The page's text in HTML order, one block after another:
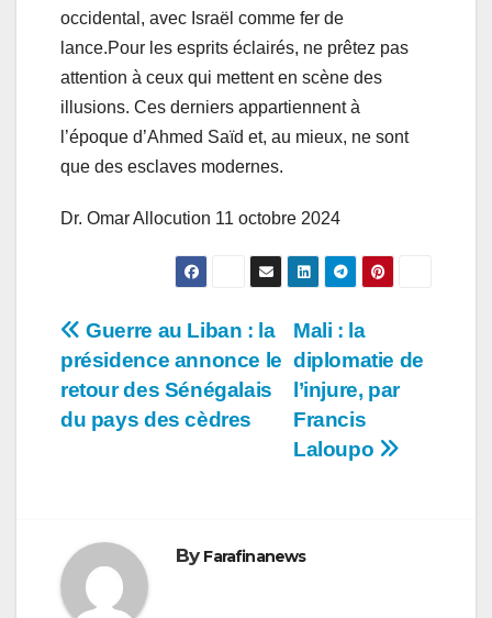
occidental, avec Israël comme fer de
lance.Pour les esprits éclairés, ne prêtez pas
attention à ceux qui mettent en scène des
illusions. Ces derniers appartiennent à
l’époque d’Ahmed Saïd et, au mieux, ne sont
que des esclaves modernes.
Dr. Omar Allocution 11 octobre 2024
Navigation
de
l’article
Mali : la
diplomatie de
l’injure, par
Francis
Laloupo
Guerre au Liban : la
présidence annonce le
retour des Sénégalais
du pays des cèdres
By Farafinanews